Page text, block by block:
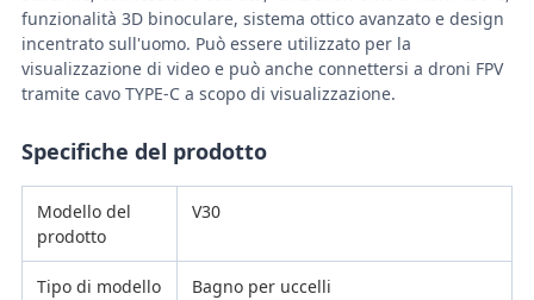
funzionalità 3D binoculare, sistema ottico avanzato e design
incentrato sull'uomo. Può essere utilizzato per la
visualizzazione di video e può anche connettersi a droni FPV
tramite cavo TYPE-C a scopo di visualizzazione.
Specifiche del prodotto
Modello del
prodotto
V30
Tipo di modello Bagno per uccelli